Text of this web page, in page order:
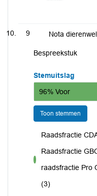
9 Nota
Bespreekstuk
Stemuitslag
96% Voor
Toon stemmen
voor
Raadsfractie
Raadsfractie
raadsfractie Pro
(3)